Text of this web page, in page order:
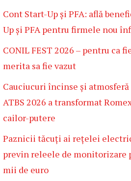
Cont Start-Up și PFA: află
Up și PFA pentru firmele nou
CONIL FEST 2026 – pentru ca
merita sa fie vazut
Cauciucuri încinse și
ATBS 2026 a transformat
cailor-putere
Paznicii tăcuți ai rețelei
previn releele de monitorizare
mii de euro